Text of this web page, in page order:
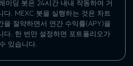
이딩 봇은 24시간 내내 작동하여 거
다. MEXC 봇을 실행하는 것은 차트
을 절약하면서 연간 수익률(APY)을
다. 한 번만 설정하면 포트폴리오가
있습니다.